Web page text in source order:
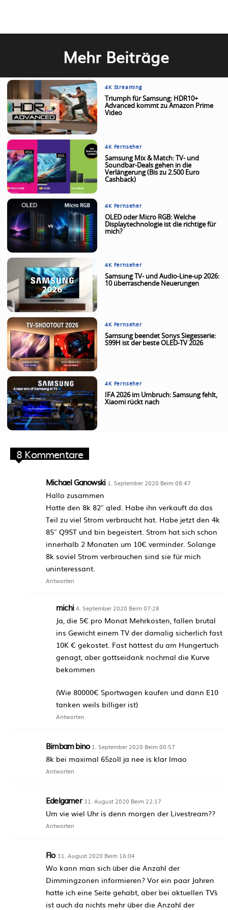
Mehr Beiträge
4K Streaming
Triumph für Samsung: HDR10+
Advanced kommt zu Amazon Prime
Video
4K Fernseher
Samsung Mix & Match: TV- und
Soundbar-Deals gehen in die
Verlängerung (Bis zu 2.500 Euro
Cashback)
4K Fernseher
OLED oder Micro RGB: Welche
Displaytechnologie ist die richtige für
mich?
4K Fernseher
Samsung TV- und Audio-Line-up 2026:
10 überraschende Neuerungen
4K Fernseher
Samsung beendet Sonys Siegesserie:
S99H ist der beste OLED-TV 2026
4K Fernseher
IFA 2026 im Umbruch: Samsung fehlt,
Xiaomi rückt nach
8 Kommentare
Michael Ganowski 1. September 2020 Beim 08:47
Hallo zusammen
Hatte den 8k 82″ qled. Habe ihn verkauft da das
Teil zu viel Strom verbraucht hat. Habe jetzt den 4k
85″ Q95T und bin begeistert. Strom hat sich schon
innerhalb 2 Monaten um 10€ verminder. Solange
8k soviel Strom verbrauchen sind sie für mich
uninteressant.
Antworten
michi 4. September 2020 Beim 07:28
Ja, die 5€ pro Monat Mehrkosten, fallen brutal
ins Gewicht einem TV der damalig sicherlich fast
10K € gekostet. Fast hättest du am Hungertuch
genagt, aber gottseidank nochmal die Kurve
bekommen
(Wie 80000€ Sportwagen kaufen und dann E10
tanken weils billiger ist)
Antworten
Bimbam bino 1. September 2020 Beim 00:57
8k bei maximal 65zoll ja nee is klar lmao
Antworten
Edelgamer 31. August 2020 Beim 22:17
Um vie wiel Uhr is denn morgen der Livestream??
Antworten
Flo 31. August 2020 Beim 16:04
Wo kann man sich über die Anzahl der
Dimmingzonen informieren? Vor ein paar Jahren
hatte ich eine Seite gehabt, aber bei aktuellen TV´s
ist auch da nichts mehr über die Anzahl der